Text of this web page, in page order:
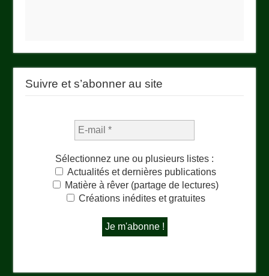
Suivre et s’abonner au site
Sélectionnez une ou plusieurs listes :
Actualités et dernières publications
Matière à rêver (partage de lectures)
Créations inédites et gratuites